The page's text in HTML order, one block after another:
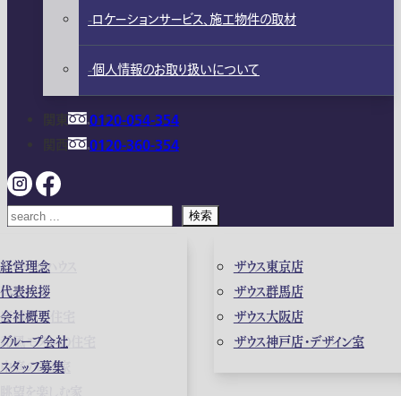
ガレージハウス
高級住宅
店舗併用住宅
和風モダンの住宅
中庭のある家
経営理念
代表挨拶
会社概要
グループ会社
スタッフ募集
ザウス東京店
ザウス群馬店
ザウス大阪店
ザウス神戸店・デザイン室
ロケーションサービス、施工物件の取材
個人情報のお取り扱いについて
0120-054-354
0120-360-354
検索